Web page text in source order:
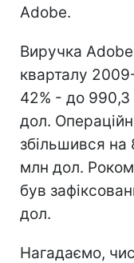
Adobe.
Виручка
кварталу
42% - до
дол.
збільшився на
млн дол.
був
дол.
Нагадаємо,